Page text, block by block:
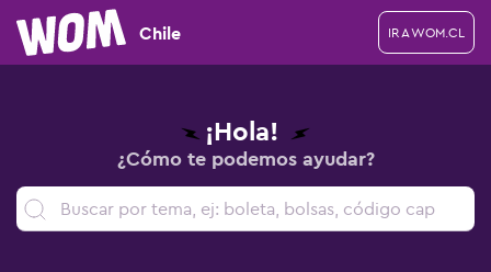
Chile IR A WOM.CL
¡Hola!
¿Cómo te podemos ayudar?